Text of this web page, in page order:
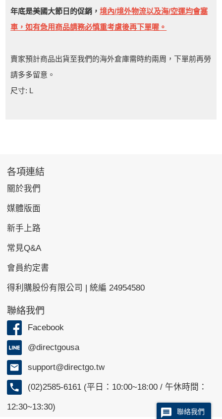
年底是美國大節日的促銷，境內/境外物流以及海/空運均會塞
車，如有急用商品請務必慎重考慮後再下單喔。
賣家預計商品出貨至我們的海外倉庫需時約兩周，下單前再勞
請多多留意。
尺寸: L
聯絡我們
各項連結
關於我們
媒體版面
新手上路
常見Q&A
會員約定書
得利購股份有限公司 | 統編 24954580
聯絡我們
Facebook
@directgousa
support@directgo.tw
(02)2585-6161 (平日：10:00~18:00 / 午休時間：
12:30~13:30)